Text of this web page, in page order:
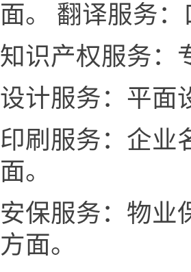
面。 翻译服务
知识产权服务：
设计服务：平面
印刷服务：企业
面。
安保服务：物业
方面。